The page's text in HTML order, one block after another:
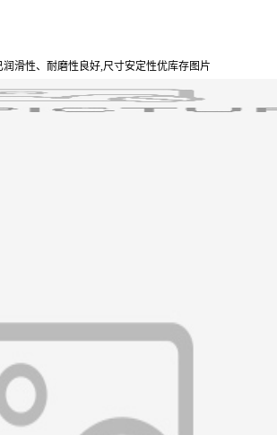
滑性、耐磨性良好,尺寸安定性优库存图片